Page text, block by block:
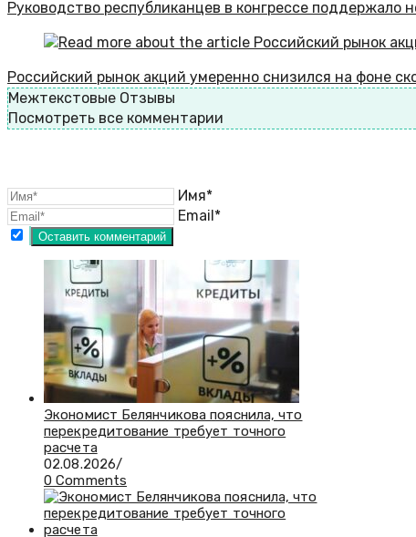
Руководство республиканцев в конгрессе поддержало
Российский рынок акций умеренно снизился на фоне
Межтекстовые Отзывы
Посмотреть все комментарии
Имя*
Email*
Экономист Белянчикова пояснила, что
перекредитование требует точного
расчета
02.08.2026/
0 Comments